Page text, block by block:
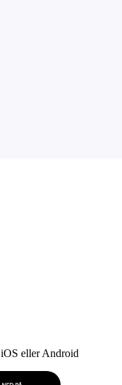
eller Android